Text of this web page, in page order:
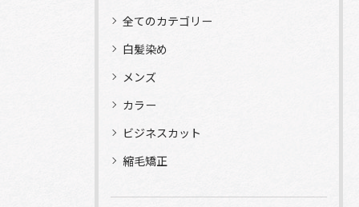
全てのカテゴリー
白髪染め
メンズ
カラー
ビジネスカット
縮毛矯正